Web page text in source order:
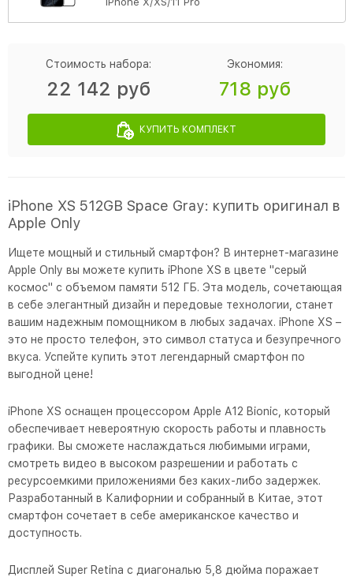
Стоимость набора:
22 142 руб
Экономия:
718 руб
КУПИТЬ КОМПЛЕКТ
iPhone XS 512GB Space Gray: купить оригинал в
Apple Only
Ищете мощный и стильный смартфон? В интернет-магазине
Apple Only вы можете купить iPhone XS в цвете "серый
космос" с объемом памяти 512 ГБ. Эта модель, сочетающая
в себе элегантный дизайн и передовые технологии, станет
вашим надежным помощником в любых задачах. iPhone XS –
это не просто телефон, это символ статуса и безупречного
вкуса. Успейте купить этот легендарный смартфон по
выгодной цене!
iPhone XS оснащен процессором Apple A12 Bionic, который
обеспечивает невероятную скорость работы и плавность
графики. Вы сможете наслаждаться любимыми играми,
смотреть видео в высоком разрешении и работать с
ресурсоемкими приложениями без каких-либо задержек.
Разработанный в Калифорнии и собранный в Китае, этот
смартфон сочетает в себе американское качество и
доступность.
Дисплей Super Retina с диагональю 5,8 дюйма поражает